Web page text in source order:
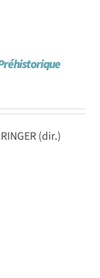
(dir.)